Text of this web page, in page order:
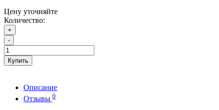
Цену уточняйте
Количество:
+
-
Купить
Описание
Отзывы 0